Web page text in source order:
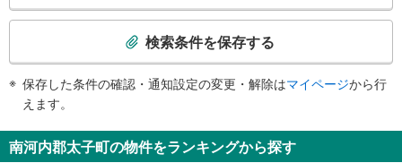
検
知
を
検索条件を保存する
保存した条件の確認・通知設定の変更・解除はマイページから行
えます。
南河内郡太子町の物件をランキングから探す